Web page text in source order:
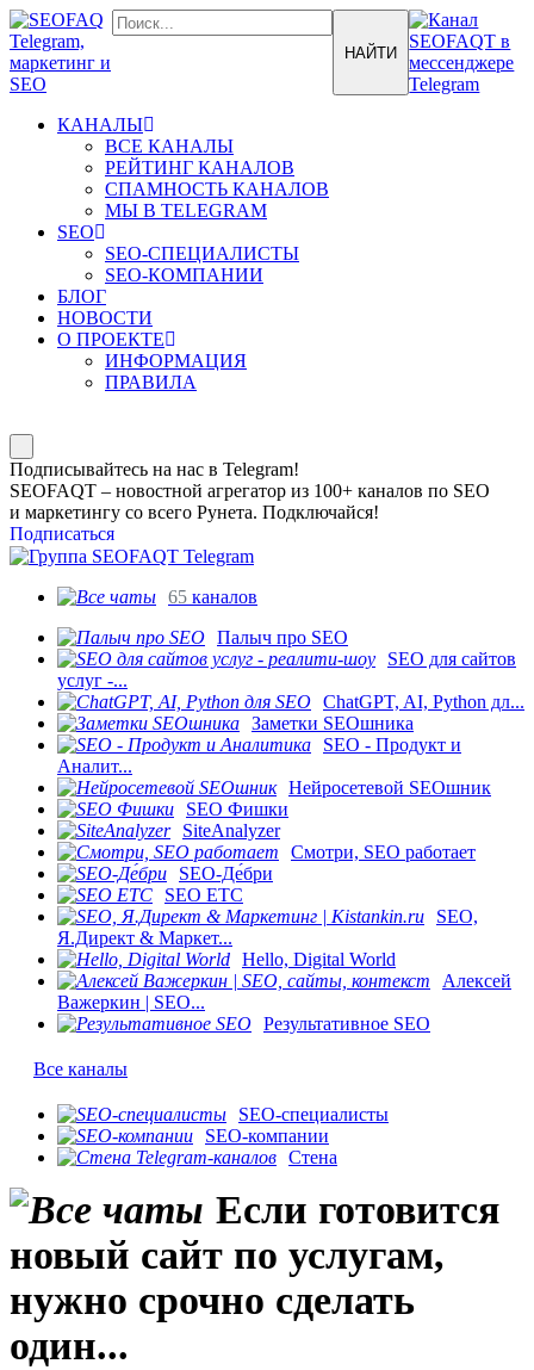
КАНАЛЫ
ВСЕ КАНАЛЫ
РЕЙТИНГ КАНАЛОВ
СПАМНОСТЬ КАНАЛОВ
МЫ В TELEGRAM
SEO
SEO-СПЕЦИАЛИСТЫ
SEO-КОМПАНИИ
БЛОГ
НОВОСТИ
О ПРОЕКТЕ
ИНФОРМАЦИЯ
ПРАВИЛА
Подписывайтесь на нас в Telegram!
SEOFAQT – новостной агрегатор из 100+ каналов по SEO
и маркетингу со всего Рунета. Подключайся!
Подписаться
65 каналов
Палыч про SEO
SEO для сайтов
услуг -...
ChatGPT, AI, Python дл...
Заметки SEOшника
SEO - Продукт и
Аналит...
Нейросетевой SEOшник
SEO Фишки
SiteAnalyzer
Смотри, SEO работает
SEO-Де́бри
SEO ETC
SEO,
Я.Директ & Маркет...
Hello, Digital World
Алексей
Важеркин | SEO...
Результативное SEO
Все каналы
SEO-специалисты
SEO-компании
Стена
Если готовится
новый сайт по услугам,
нужно срочно сделать
один...